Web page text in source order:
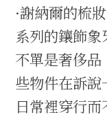
·謝納爾的梳
系列的鑲飾
不單是奢侈
些物件在訴
日常裡穿行